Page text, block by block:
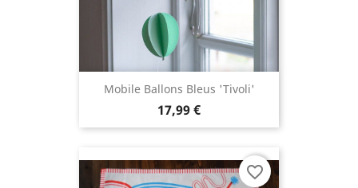
Mobile Ballons Bleus 'Tivoli'
17,99 €
favorite_border